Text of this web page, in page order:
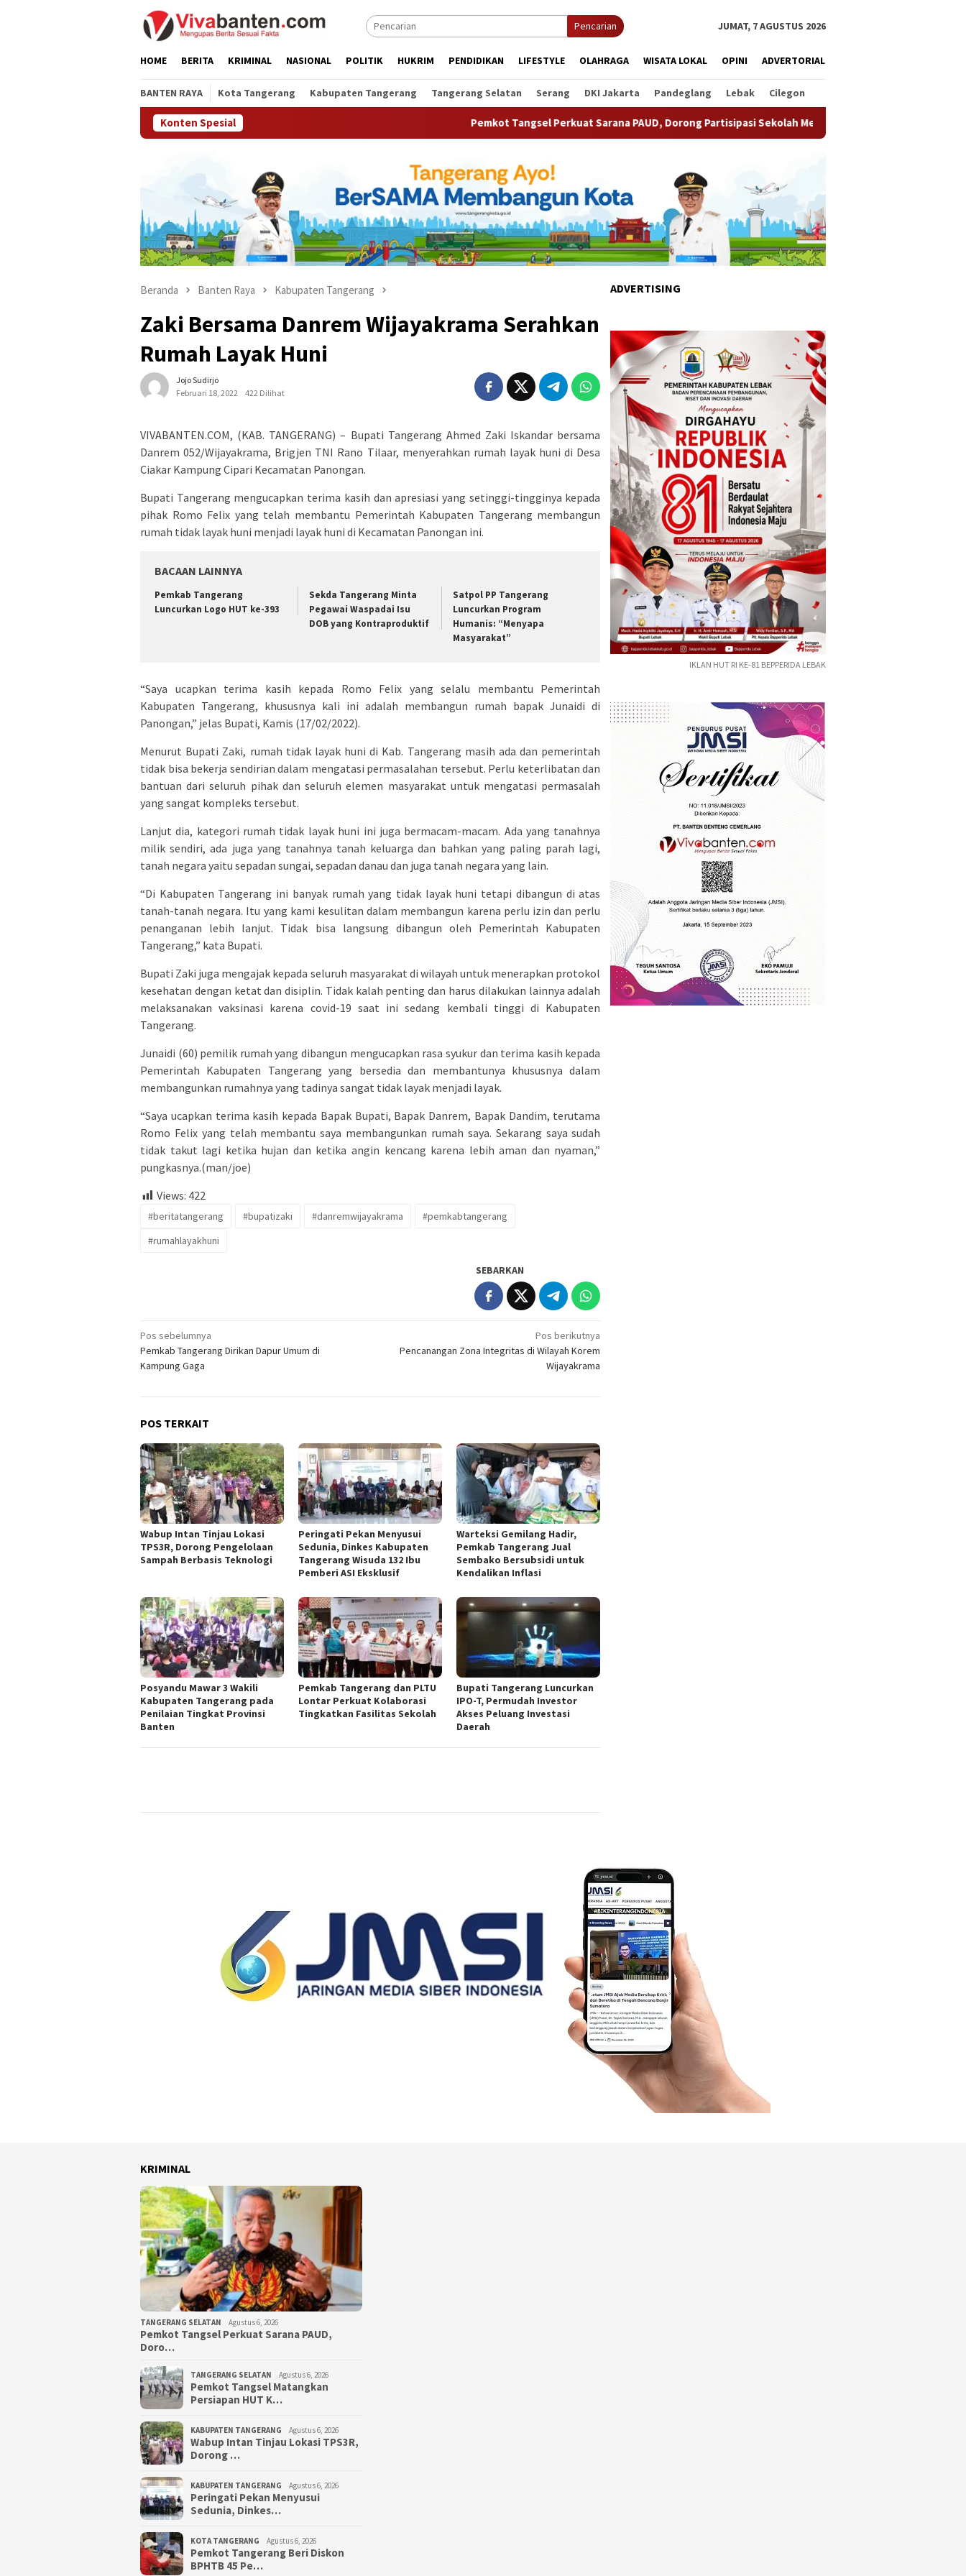
Pencarian JUMAT, 7 AGUSTUS 2026
HOME BERITA KRIMINAL NASIONAL POLITIK HUKRIM PENDIDIKAN LIFESTYLE OLAHRAGA WISATA LOKAL OPINI ADVERTORIAL
BANTEN RAYA Kota Tangerang Kabupaten Tangerang Tangerang Selatan Serang DKI Jakarta Pandeglang Lebak Cilegon
Konten Spesial Pemkot Tangsel Perkuat Sarana PAUD, Dorong Partisipasi Sekolah Meningkat
Beranda Banten Raya Kabupaten Tangerang
Zaki Bersama Danrem Wijayakrama Serahkan
Rumah Layak Huni
Jojo Sudirjo
Februari 18, 2022
422 Dilihat
VIVABANTEN.COM, (KAB. TANGERANG) – Bupati Tangerang Ahmed Zaki Iskandar bersama
Danrem 052/Wijayakrama, Brigjen TNI Rano Tilaar, menyerahkan rumah layak huni di Desa
Ciakar Kampung Cipari Kecamatan Panongan.
Bupati Tangerang mengucapkan terima kasih dan apresiasi yang setinggi-tingginya kepada
pihak Romo Felix yang telah membantu Pemerintah Kabupaten Tangerang membangun
rumah tidak layak huni menjadi layak huni di Kecamatan Panongan ini.
BACAAN LAINNYA
Pemkab Tangerang
Luncurkan Logo HUT ke-393
Sekda Tangerang Minta
Pegawai Waspadai Isu
DOB yang Kontraproduktif
Satpol PP Tangerang
Luncurkan Program
Humanis: “Menyapa
Masyarakat”
“Saya ucapkan terima kasih kepada Romo Felix yang selalu membantu Pemerintah
Kabupaten Tangerang, khususnya kali ini adalah membangun rumah bapak Junaidi di
Panongan,” jelas Bupati, Kamis (17/02/2022).
Menurut Bupati Zaki, rumah tidak layak huni di Kab. Tangerang masih ada dan pemerintah
tidak bisa bekerja sendirian dalam mengatasi permasalahan tersebut. Perlu keterlibatan dan
bantuan dari seluruh pihak dan seluruh elemen masyarakat untuk mengatasi permasalah
yang sangat kompleks tersebut.
Lanjut dia, kategori rumah tidak layak huni ini juga bermacam-macam. Ada yang tanahnya
milik sendiri, ada juga yang tanahnya tanah keluarga dan bahkan yang paling parah lagi,
tanah negara yaitu sepadan sungai, sepadan danau dan juga tanah negara yang lain.
“Di Kabupaten Tangerang ini banyak rumah yang tidak layak huni tetapi dibangun di atas
tanah-tanah negara. Itu yang kami kesulitan dalam membangun karena perlu izin dan perlu
penanganan lebih lanjut. Tidak bisa langsung dibangun oleh Pemerintah Kabupaten
Tangerang,” kata Bupati.
Bupati Zaki juga mengajak kepada seluruh masyarakat di wilayah untuk menerapkan protokol
kesehatan dengan ketat dan disiplin. Tidak kalah penting dan harus dilakukan lainnya adalah
melaksanakan vaksinasi karena covid-19 saat ini sedang kembali tinggi di Kabupaten
Tangerang.
Junaidi (60) pemilik rumah yang dibangun mengucapkan rasa syukur dan terima kasih kepada
Pemerintah Kabupaten Tangerang yang bersedia dan membantunya khususnya dalam
membangunkan rumahnya yang tadinya sangat tidak layak menjadi layak.
“Saya ucapkan terima kasih kepada Bapak Bupati, Bapak Danrem, Bapak Dandim, terutama
Romo Felix yang telah membantu saya membangunkan rumah saya. Sekarang saya sudah
tidak takut lagi ketika hujan dan ketika angin kencang karena lebih aman dan nyaman,”
pungkasnya.(man/joe)
Views: 422
#beritatangerang #bupatizaki #danremwijayakrama
#pemkabtangerang
#rumahlayakhuni
SEBARKAN
Navigasi
pos
Pos sebelumnya
Pemkab Tangerang Dirikan Dapur Umum di
Kampung Gaga
Pos berikutnya
Pencanangan Zona Integritas di Wilayah Korem
Wijayakrama
POS TERKAIT
Wabup Intan Tinjau Lokasi
TPS3R, Dorong Pengelolaan
Sampah Berbasis Teknologi
Peringati Pekan Menyusui
Sedunia, Dinkes Kabupaten
Tangerang Wisuda 132 Ibu
Pemberi ASI Eksklusif
Warteksi Gemilang Hadir,
Pemkab Tangerang Jual
Sembako Bersubsidi untuk
Kendalikan Inflasi
Posyandu Mawar 3 Wakili
Kabupaten Tangerang pada
Penilaian Tingkat Provinsi
Banten
Pemkab Tangerang dan PLTU
Lontar Perkuat Kolaborasi
Tingkatkan Fasilitas Sekolah
Bupati Tangerang Luncurkan
IPO-T, Permudah Investor
Akses Peluang Investasi
Daerah
ADVERTISING
IKLAN HUT RI KE-81 BEPPERIDA LEBAK
KRIMINAL
TANGERANG SELATAN Agustus 6, 2026
Pemkot Tangsel Perkuat Sarana PAUD,
Doro…
TANGERANG SELATAN Agustus 6, 2026
Pemkot Tangsel Matangkan
Persiapan HUT K…
KABUPATEN TANGERANG Agustus 6, 2026
Wabup Intan Tinjau Lokasi TPS3R,
Dorong …
KABUPATEN TANGERANG Agustus 6, 2026
Peringati Pekan Menyusui
Sedunia, Dinkes…
KOTA TANGERANG Agustus 6, 2026
Pemkot Tangerang Beri Diskon
BPHTB 45 Pe…